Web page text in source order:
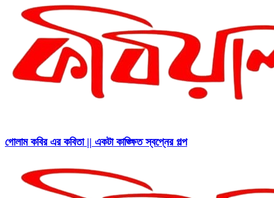
গোলাম কবির এর কবিতা || একটা কাঙ্ক্ষিত স্বপ্নের গল্প